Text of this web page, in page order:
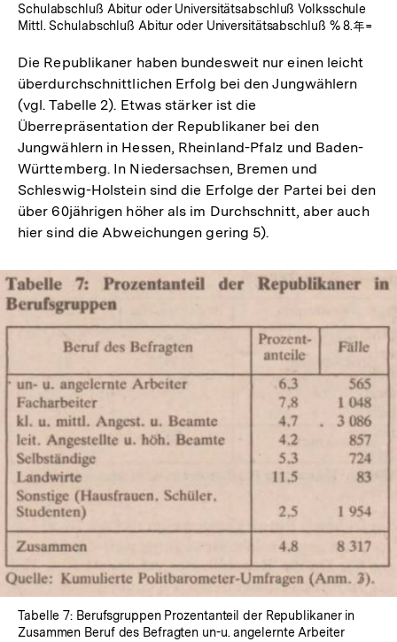
Schulabschluß Abitur oder Universitätsabschluß Volksschule
Mittl. Schulabschluß Abitur oder Universitätsabschluß % 8.年=
Die Republikaner haben bundesweit nur einen leicht
überdurchschnittlichen Erfolg bei den Jungwählern
(vgl. Tabelle 2). Etwas stärker ist die
Überrepräsentation der Republikaner bei den
Jungwählern in Hessen, Rheinland-Pfalz und Baden-
Württemberg. In Niedersachsen, Bremen und
Schleswig-Holstein sind die Erfolge der Partei bei den
über 60jährigen höher als im Durchschnitt, aber auch
hier sind die Abweichungen gering 5).
In
Tabelle 7: Berufsgruppen Prozentanteil der Republikaner in
Zusammen Beruf des Befragten un-u. angelernte Arbeiter